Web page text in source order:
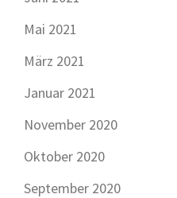
Mai 2021
März 2021
Januar 2021
November 2020
Oktober 2020
September 2020